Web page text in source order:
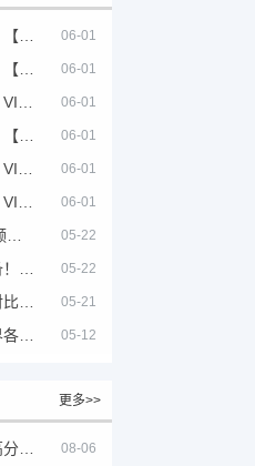
2026年中级注册安全工程师【其他】【VIP基础同步班】 06-01
2026年中级注册安全工程师【建筑】【VIP基础同步班】 06-01
06-01
2026年中级注册安全工程师【管理】【VIP基础同步班】 06-01
06-01
06-01
2026年中级注册安全工程师SVIP视频课程 05-22
05-22
05-21
2026年中级注册安全工程师感知境界各大机构课程 05-12
更多>>
08-06